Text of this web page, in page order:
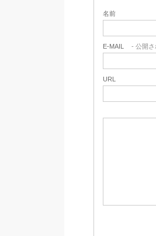
名前
E-MAIL - 公開さ
URL